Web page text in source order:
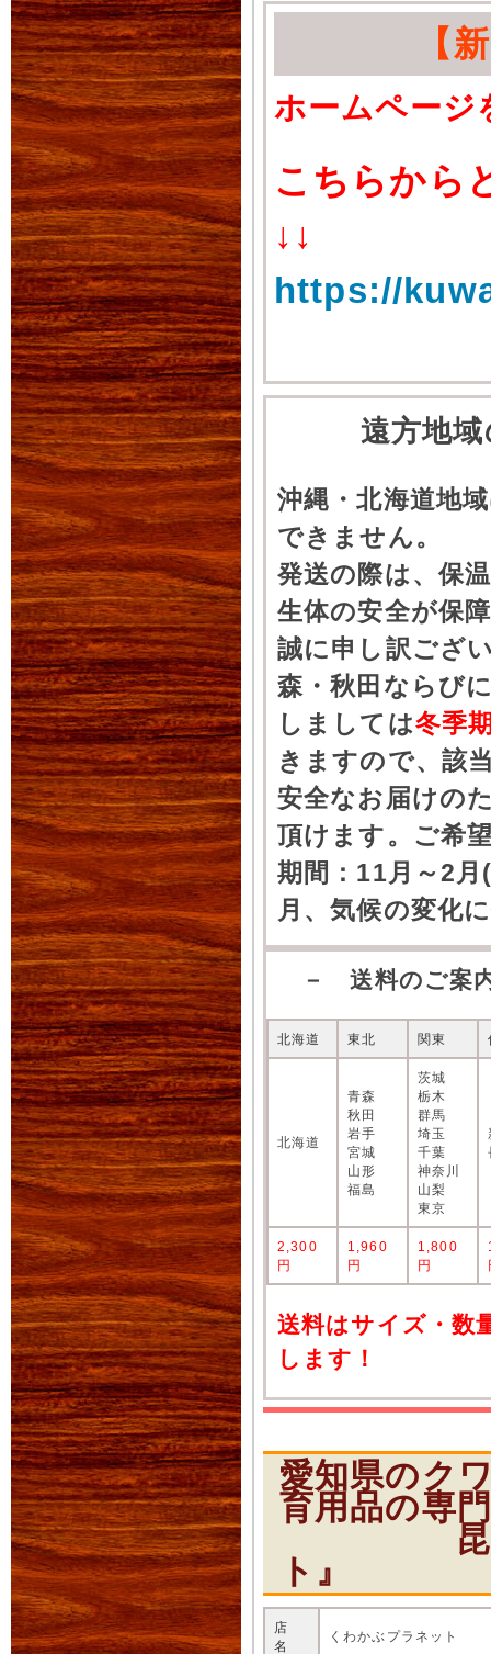
【
ホームページ
こちらから
↓↓
https://
遠方地
沖縄・北海道地
できません。
発送の際は、保
生体の安全が保
誠に申し訳ござ
森・秋田ならび
しましては冬季
きますので、該
安全なお届けの
頂けます。ご希
期間：11月～2
月、気候の変化
－ 送料のご案
北海道 東北 関東
北海道
青森
秋田
岩手
宮城
山形
福島
茨城
栃木
群馬
埼玉
千葉
神奈川
山梨
東京
2,300
円
1,960
円
1,800
円
送料はサイズ・数
します！
愛知県のク
育用品の専
昆虫シ
ト』
店
名
くわかぶプラネット